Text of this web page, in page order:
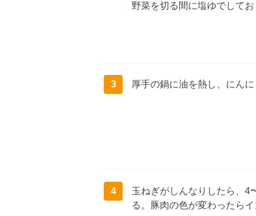
野菜を切る間に塩ゆでしてお
3 厚手の鍋に油を熱し、にんに
4
玉ねぎがしんなりしたら、4
る。豚肉の色が変わったら